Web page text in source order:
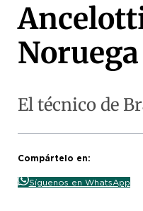
Noruega
El técnico de
Compártelo en:
Síguenos en WhatsApp